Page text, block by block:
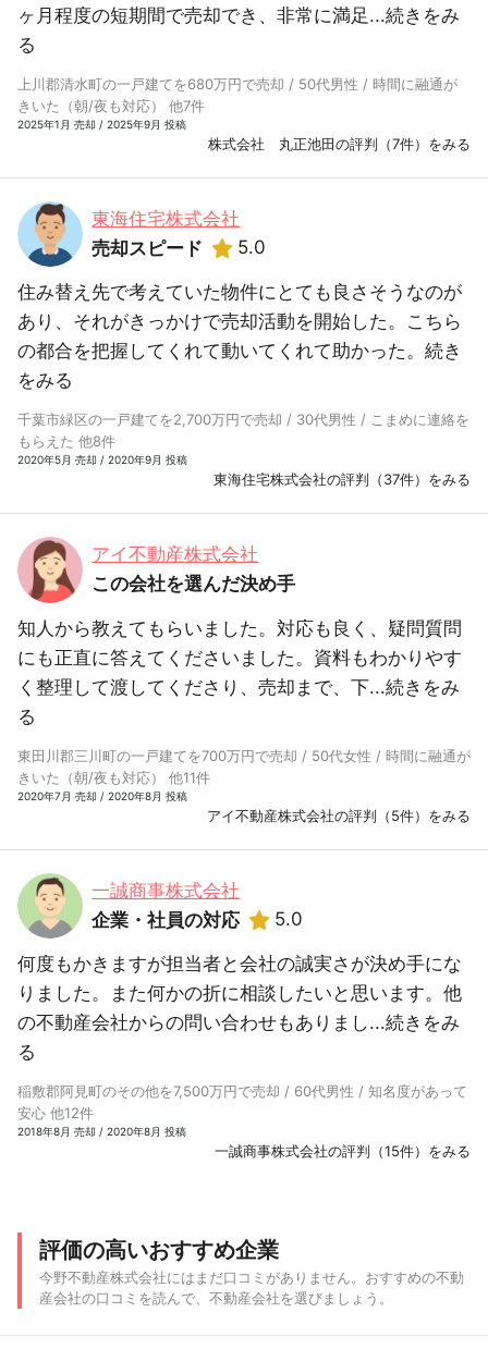
ヶ月程度の短期間で売却でき、非常に満足...続きをみ
る
上川郡清水町の一戸建てを680万円で売却 / 50代男性 / 時間に融通が
きいた（朝/夜も対応） 他7件
2025年1月 売却 / 2025年9月 投稿
株式会社 丸正池田の評判（7件）をみる
東海住宅株式会社
売却スピード
5.0
住み替え先で考えていた物件にとても良さそうなのが
あり、それがきっかけで売却活動を開始した。こちら
の都合を把握してくれて動いてくれて助かった。 続き
をみる
千葉市緑区の一戸建てを2,700万円で売却 / 30代男性 / こまめに連絡を
もらえた 他8件
2020年5月 売却 / 2020年9月 投稿
東海住宅株式会社の評判（37件）をみる
アイ不動産株式会社
この会社を選んだ決め手
知人から教えてもらいました。対応も良く、疑問質問
にも正直に答えてくださいました。資料もわかりやす
く整理して渡してくださり、売却まで、下...続きをみ
る
東田川郡三川町の一戸建てを700万円で売却 / 50代女性 / 時間に融通が
きいた（朝/夜も対応） 他11件
2020年7月 売却 / 2020年8月 投稿
アイ不動産株式会社の評判（5件）をみる
一誠商事株式会社
企業・社員の対応
5.0
何度もかきますが担当者と会社の誠実さが決め手にな
りました。また何かの折に相談したいと思います。他
の不動産会社からの問い合わせもありまし...続きをみ
る
稲敷郡阿見町のその他を7,500万円で売却 / 60代男性 / 知名度があって
安心 他12件
2018年8月 売却 / 2020年8月 投稿
一誠商事株式会社の評判（15件）をみる
評価の高いおすすめ企業
今野不動産株式会社にはまだ口コミがありません。おすすめの不動
産会社の口コミを読んで、不動産会社を選びましょう。